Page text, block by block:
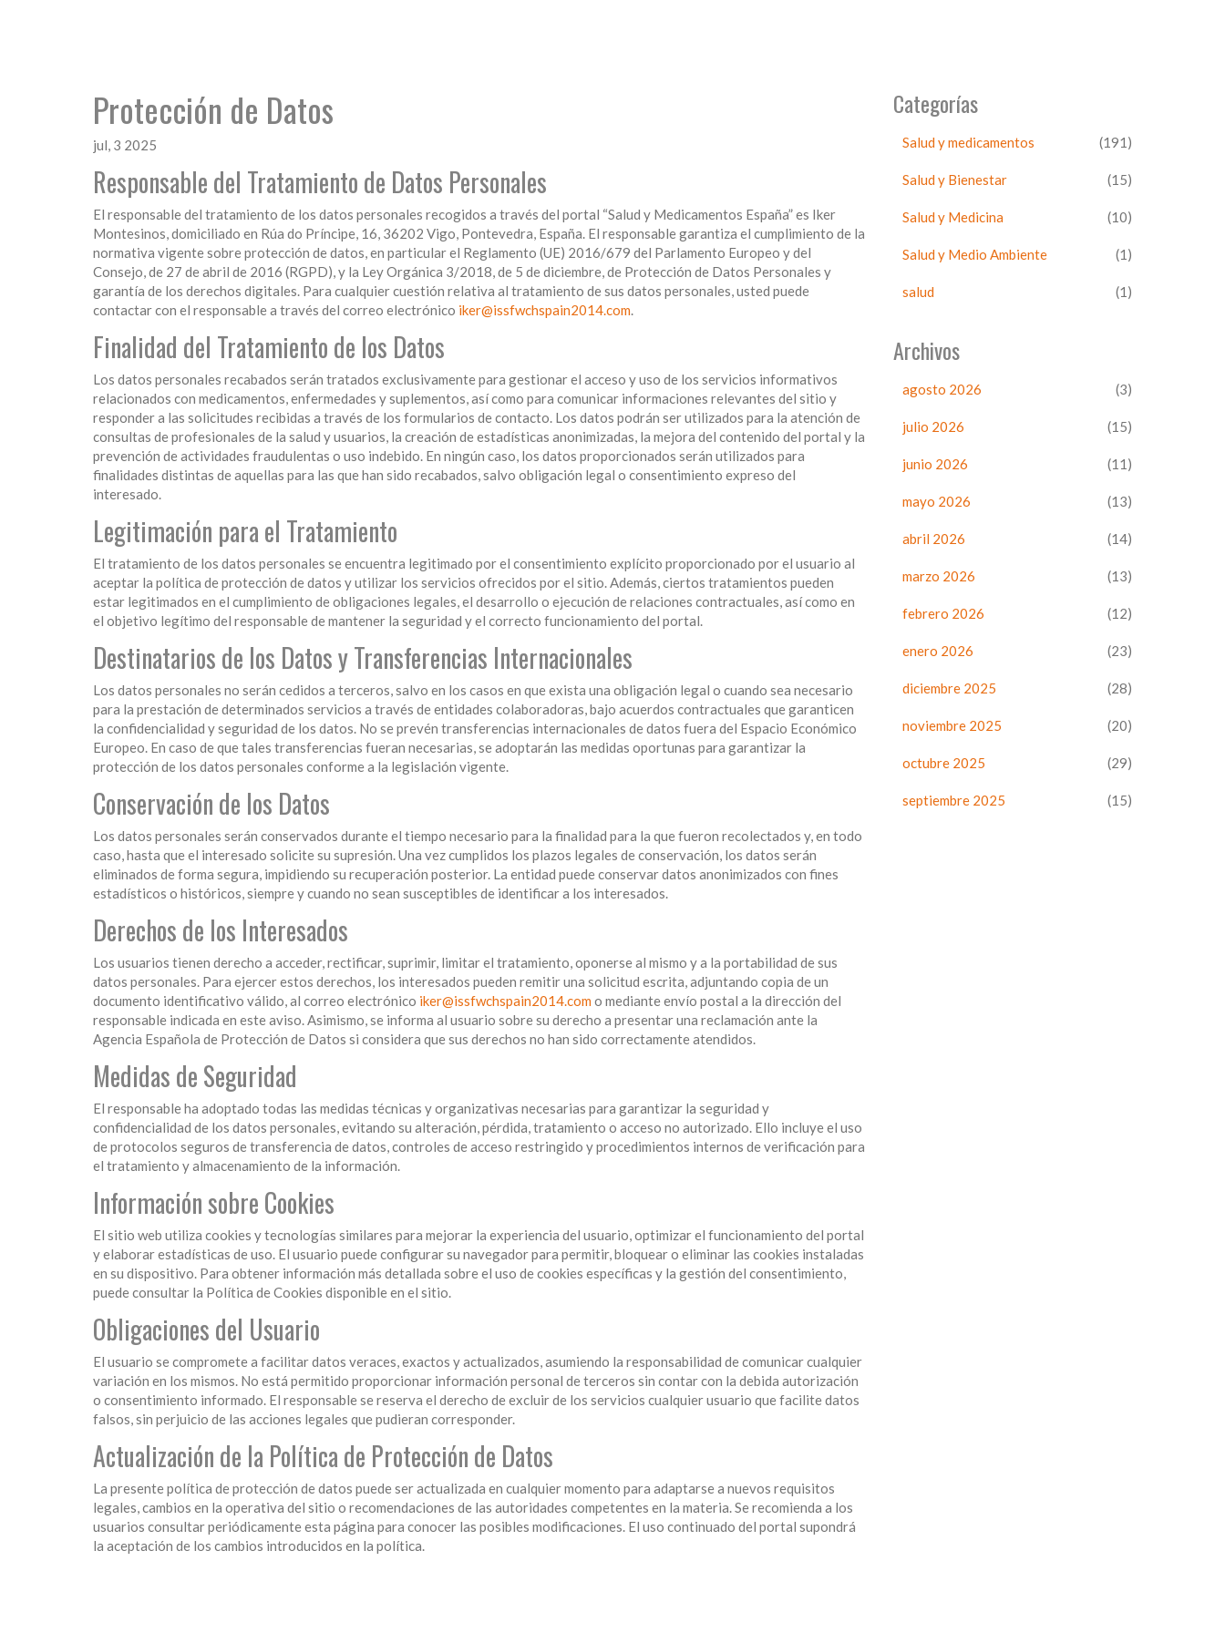
Protección de Datos
jul, 3 2025
Responsable del Tratamiento de Datos Personales
El responsable del tratamiento de los datos personales recogidos a través del portal “Salud y Medicamentos España” es Iker
Montesinos, domiciliado en Rúa do Príncipe, 16, 36202 Vigo, Pontevedra, España. El responsable garantiza el cumplimiento de la
normativa vigente sobre protección de datos, en particular el Reglamento (UE) 2016/679 del Parlamento Europeo y del
Consejo, de 27 de abril de 2016 (RGPD), y la Ley Orgánica 3/2018, de 5 de diciembre, de Protección de Datos Personales y
garantía de los derechos digitales. Para cualquier cuestión relativa al tratamiento de sus datos personales, usted puede
contactar con el responsable a través del correo electrónico iker@issfwchspain2014.com.
Finalidad del Tratamiento de los Datos
Los datos personales recabados serán tratados exclusivamente para gestionar el acceso y uso de los servicios informativos
relacionados con medicamentos, enfermedades y suplementos, así como para comunicar informaciones relevantes del sitio y
responder a las solicitudes recibidas a través de los formularios de contacto. Los datos podrán ser utilizados para la atención de
consultas de profesionales de la salud y usuarios, la creación de estadísticas anonimizadas, la mejora del contenido del portal y la
prevención de actividades fraudulentas o uso indebido. En ningún caso, los datos proporcionados serán utilizados para
finalidades distintas de aquellas para las que han sido recabados, salvo obligación legal o consentimiento expreso del
interesado.
Legitimación para el Tratamiento
El tratamiento de los datos personales se encuentra legitimado por el consentimiento explícito proporcionado por el usuario al
aceptar la política de protección de datos y utilizar los servicios ofrecidos por el sitio. Además, ciertos tratamientos pueden
estar legitimados en el cumplimiento de obligaciones legales, el desarrollo o ejecución de relaciones contractuales, así como en
el objetivo legítimo del responsable de mantener la seguridad y el correcto funcionamiento del portal.
Destinatarios de los Datos y Transferencias Internacionales
Los datos personales no serán cedidos a terceros, salvo en los casos en que exista una obligación legal o cuando sea necesario
para la prestación de determinados servicios a través de entidades colaboradoras, bajo acuerdos contractuales que garanticen
la confidencialidad y seguridad de los datos. No se prevén transferencias internacionales de datos fuera del Espacio Económico
Europeo. En caso de que tales transferencias fueran necesarias, se adoptarán las medidas oportunas para garantizar la
protección de los datos personales conforme a la legislación vigente.
Conservación de los Datos
Los datos personales serán conservados durante el tiempo necesario para la finalidad para la que fueron recolectados y, en todo
caso, hasta que el interesado solicite su supresión. Una vez cumplidos los plazos legales de conservación, los datos serán
eliminados de forma segura, impidiendo su recuperación posterior. La entidad puede conservar datos anonimizados con fines
estadísticos o históricos, siempre y cuando no sean susceptibles de identificar a los interesados.
Derechos de los Interesados
Los usuarios tienen derecho a acceder, rectificar, suprimir, limitar el tratamiento, oponerse al mismo y a la portabilidad de sus
datos personales. Para ejercer estos derechos, los interesados pueden remitir una solicitud escrita, adjuntando copia de un
documento identificativo válido, al correo electrónico iker@issfwchspain2014.com o mediante envío postal a la dirección del
responsable indicada en este aviso. Asimismo, se informa al usuario sobre su derecho a presentar una reclamación ante la
Agencia Española de Protección de Datos si considera que sus derechos no han sido correctamente atendidos.
Medidas de Seguridad
El responsable ha adoptado todas las medidas técnicas y organizativas necesarias para garantizar la seguridad y
confidencialidad de los datos personales, evitando su alteración, pérdida, tratamiento o acceso no autorizado. Ello incluye el uso
de protocolos seguros de transferencia de datos, controles de acceso restringido y procedimientos internos de verificación para
el tratamiento y almacenamiento de la información.
Información sobre Cookies
El sitio web utiliza cookies y tecnologías similares para mejorar la experiencia del usuario, optimizar el funcionamiento del portal
y elaborar estadísticas de uso. El usuario puede configurar su navegador para permitir, bloquear o eliminar las cookies instaladas
en su dispositivo. Para obtener información más detallada sobre el uso de cookies específicas y la gestión del consentimiento,
puede consultar la Política de Cookies disponible en el sitio.
Obligaciones del Usuario
El usuario se compromete a facilitar datos veraces, exactos y actualizados, asumiendo la responsabilidad de comunicar cualquier
variación en los mismos. No está permitido proporcionar información personal de terceros sin contar con la debida autorización
o consentimiento informado. El responsable se reserva el derecho de excluir de los servicios cualquier usuario que facilite datos
falsos, sin perjuicio de las acciones legales que pudieran corresponder.
Actualización de la Política de Protección de Datos
La presente política de protección de datos puede ser actualizada en cualquier momento para adaptarse a nuevos requisitos
legales, cambios en la operativa del sitio o recomendaciones de las autoridades competentes en la materia. Se recomienda a los
usuarios consultar periódicamente esta página para conocer las posibles modificaciones. El uso continuado del portal supondrá
la aceptación de los cambios introducidos en la política.
Categorías
Salud y medicamentos (191)
Salud y Bienestar (15)
Salud y Medicina (10)
Salud y Medio Ambiente (1)
salud (1)
Archivos
agosto 2026 (3)
julio 2026 (15)
junio 2026 (11)
mayo 2026 (13)
abril 2026 (14)
marzo 2026 (13)
febrero 2026 (12)
enero 2026 (23)
diciembre 2025 (28)
noviembre 2025 (20)
octubre 2025 (29)
septiembre 2025 (15)